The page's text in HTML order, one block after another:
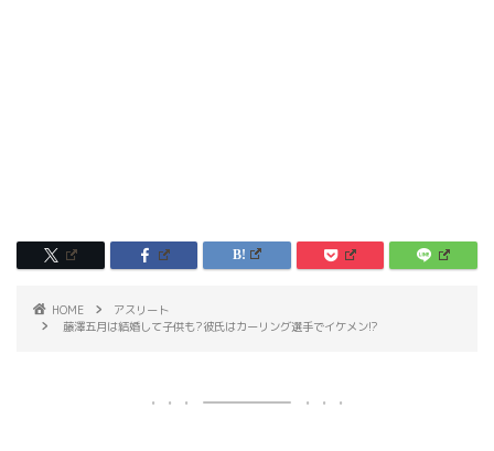
HOME
アスリート
藤澤五月は結婚して子供も?彼氏はカーリング選手でイケメン!?